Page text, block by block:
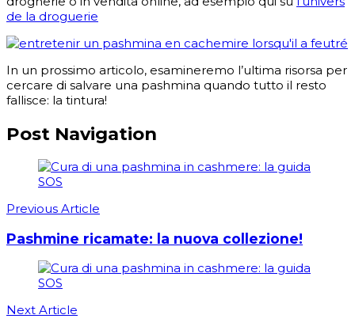
de la droguerie
In un prossimo articolo, esamineremo l’ultima risorsa per
cercare di salvare una pashmina quando tutto il resto
fallisce: la tintura!
Post Navigation
Previous Article
Pashmine ricamate: la nuova collezione!
Next Article